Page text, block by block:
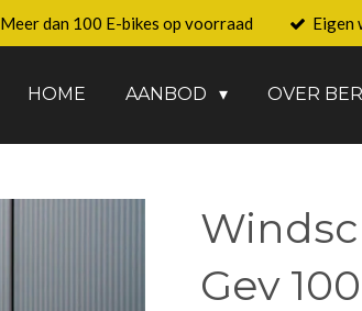
Meer dan 100 E-bikes op voorraad Eigen
HOME AANBOD OVER
Gev